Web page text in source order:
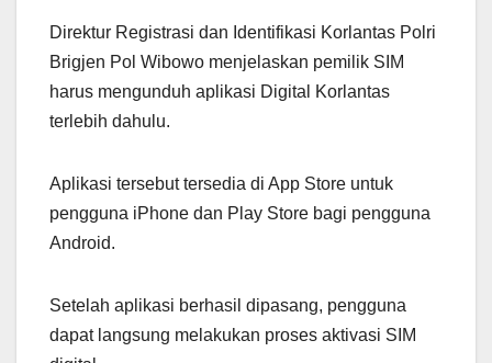
Direktur Registrasi dan Identifikasi Korlantas Polri
Brigjen Pol Wibowo menjelaskan pemilik SIM
harus mengunduh aplikasi Digital Korlantas
terlebih dahulu.
Aplikasi tersebut tersedia di App Store untuk
pengguna iPhone dan Play Store bagi pengguna
Android.
Setelah aplikasi berhasil dipasang, pengguna
dapat langsung melakukan proses aktivasi SIM